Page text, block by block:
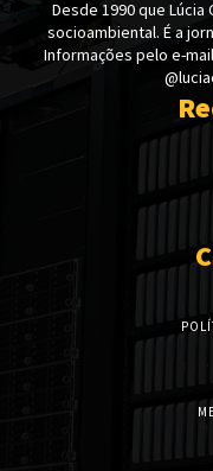
Desde 1990 que
socioambiental. É a
Informações pelo e-